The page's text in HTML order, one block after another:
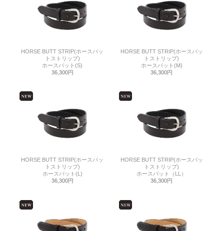
HORSE BUTT STRIP(ホースバッ
トストリップ)
ホースバット(S)
36,300円
HORSE BUTT STRIP(ホースバッ
トストリップ)
ホースバット(M)
36,300円
HORSE BUTT STRIP(ホースバッ
トストリップ)
ホースバット(L)
36,300円
HORSE BUTT STRIP(ホースバッ
トストリップ)
ホースバット（LL）
36,300円